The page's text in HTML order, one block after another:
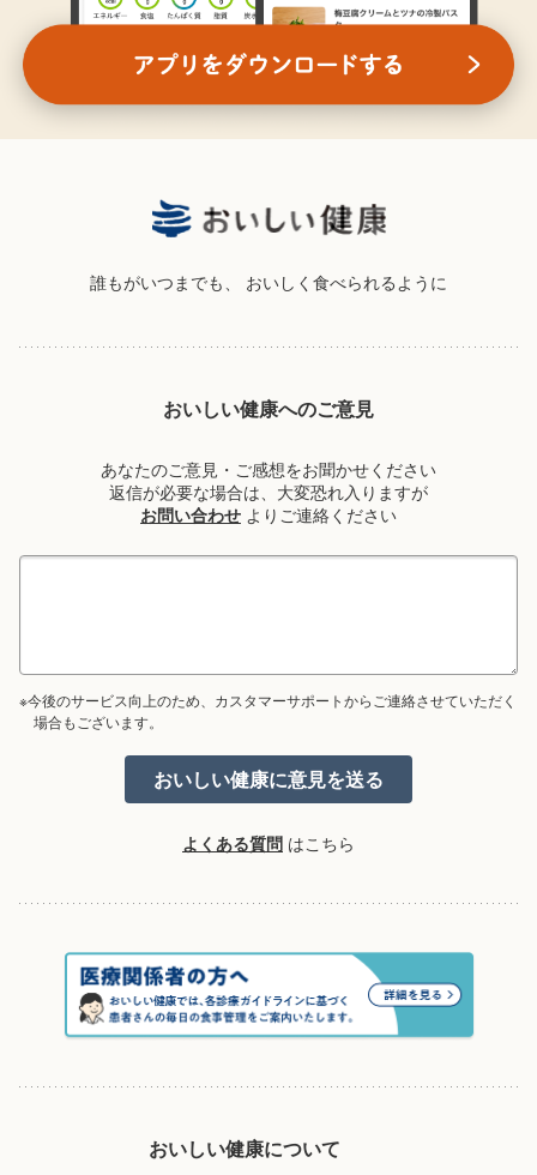
誰もがいつまでも、 おいしく食べられるように
おいしい健康へのご意見
あなたのご意見・ご感想をお聞かせください
返信が必要な場合は、大変恐れ入りますが
お問い合わせ よりご連絡ください
※今後のサービス向上のため、カスタマーサポートからご連絡させていただく
場合もございます。
よくある質問 はこちら
おいしい健康について